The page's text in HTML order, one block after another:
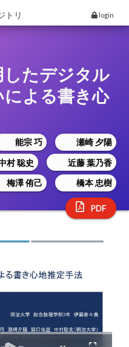
トリ login
たデジタル
よる書き心
能宗 巧
瀬崎 夕陽
村 聡史
近藤 葉乃香
梅澤 侑己
橋本 忠樹
PDF